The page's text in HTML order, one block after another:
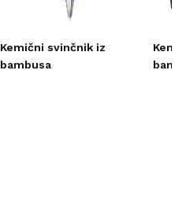
Kemični svinčnik iz
bambusa